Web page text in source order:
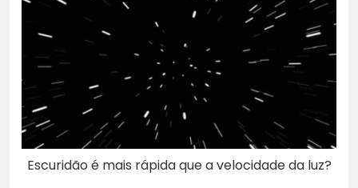
Escuridão é mais rápida que a velocidade da luz?